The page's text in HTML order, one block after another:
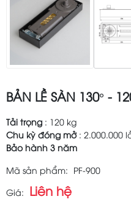
BẢN LỀ SÀN 130° -
Tải trọng : 120 kg
Chu kỳ đóng mở: 2.000.000
Bảo hành 3 năm
Mã sản phẩm: PF-900
Giá: Liên hệ